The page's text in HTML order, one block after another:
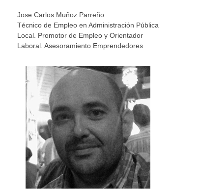
Jose Carlos Muñoz Parreño
Técnico de Empleo en Administración Pública
Local. Promotor de Empleo y Orientador
Laboral. Asesoramiento Emprendedores